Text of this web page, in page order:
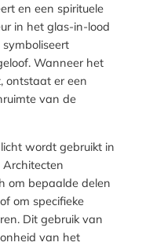
en een spirituele
in het glas-in-lood
Wanneer het
ontstaat er een
van de
wordt gebruikt in
om bepaalde delen
om specifieke
Dit gebruik van
van het